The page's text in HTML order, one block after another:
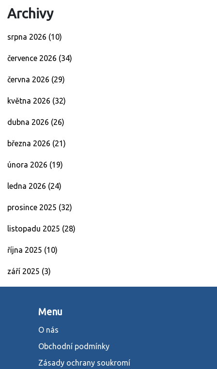
Archivy
srpna 2026 (10)
července 2026 (34)
června 2026 (29)
května 2026 (32)
dubna 2026 (26)
března 2026 (21)
února 2026 (19)
ledna 2026 (24)
prosince 2025 (32)
listopadu 2025 (28)
října 2025 (10)
září 2025 (3)
Menu
O nás
Obchodní podmínky
Zásady ochrany soukromí